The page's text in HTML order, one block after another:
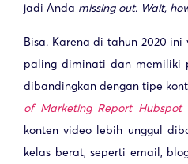
jadi Anda missing out. Wait,
Bisa. Karena di tahun 2020
paling diminati dan memiliki
dibandingkan dengan tipe
of Marketing Report Hubspot
konten video lebih unggul
kelas berat, seperti email,